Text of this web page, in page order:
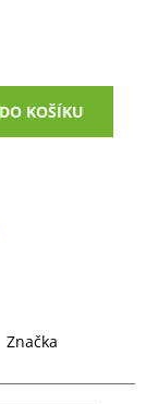
DO KOŠÍKU
Značka